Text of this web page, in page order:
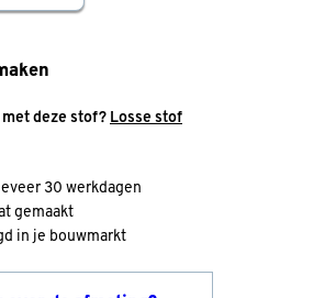
deze stof? Losse stof
30 werkdagen
gemaakt
in je bouwmarkt